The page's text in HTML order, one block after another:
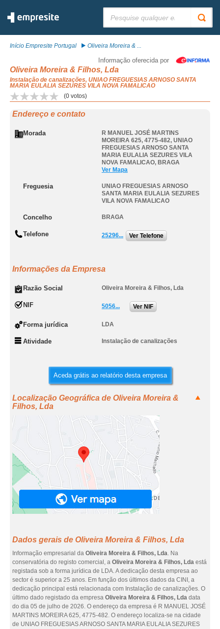
Início Empresite Portugal Oliveira Moreira & ...
Informação oferecida por
Oliveira Moreira & Filhos, Lda
Instalação de canalizações, UNIAO FREGUESIAS ARNOSO SANTA
MARIA EULALIA SEZURES VILA NOVA FAMALICAO
(0 votos)
Endereço e contato
Morada
R MANUEL JOSÉ MARTINS
MOREIRA 625, 4775-482, UNIAO
FREGUESIAS ARNOSO SANTA
MARIA EULALIA SEZURES VILA
NOVA FAMALICAO, BRAGA
Ver Mapa
Freguesia
UNIAO FREGUESIAS ARNOSO
SANTA MARIA EULALIA SEZURES
VILA NOVA FAMALICAO
Concelho BRAGA
Telefone 25296... Ver Telefone
Informações da Empresa
Razão Social Oliveira Moreira & Filhos, Lda
NIF 5056... Ver NIF
Forma jurídica LDA
Atividade Instalação de canalizações
Aceda grátis ao relatório desta empresa
Localização Geográfica de Oliveira Moreira &
Filhos, Lda
Dados gerais de Oliveira Moreira & Filhos, Lda
Informação empresarial da Oliveira Moreira & Filhos, Lda. Na
conservatória do registo comercial, a Oliveira Moreira & Filhos, Lda está
registada sob a forma jurídica de LDA. A dedicação desta empresa ao
sector é superior a 25 anos. Em função dos últimos dados da CINI, a
dedicação principal está relacionada com Instalação de canalizações. O
último dado registado da empresa Oliveira Moreira & Filhos, Lda data
do dia 05 de julho de 2026. O endereço da empresa é R MANUEL JOSÉ
MARTINS MOREIRA 625, 4775-482. O endereço localiza-se na cidade
de UNIAO FREGUESIAS ARNOSO SANTA MARIA EULALIA SEZURES